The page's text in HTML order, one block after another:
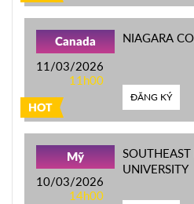
HOT
Canada
11/03/2026
11h00
NIAGARA
ĐĂNG KÝ
Mỹ
10/03/2026
14h00
SOUTHEAST
UNIVERSITY